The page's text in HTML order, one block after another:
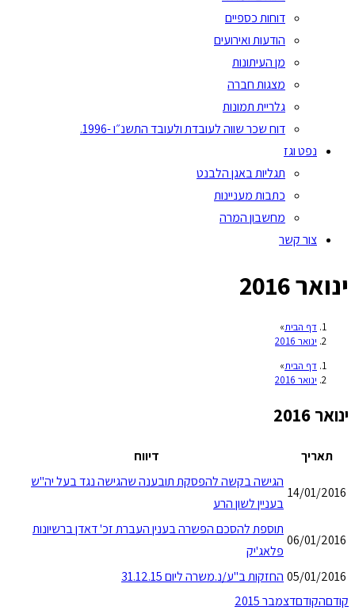
דוחות כספיים
הודעות ואירועים
מן העיתונות
מצגות חברה
גלריית תמונות
דוח שכר שווה לעובדת ולעובד התשנ״ו -1996.
נפט וגז
תגליות באגן הלבנט
כתבות מעניינות
מחשבון המרה
צור קשר
ינואר 2016
דף הבית»
ינואר 2016
דף הבית»
ינואר 2016
ינואר 2016
תאריך דיווח
14/01/2016
הגישה בקשה להפסקת תובענה שהגישה נגד בעל יה"ש
בעניין לשון הרע
06/01/2016
תוספת להסכם הפשרה בענין העברת זכ' דאדן ברשיונות
פלאג'יק
05/01/2016 החזקות ב"ע/נ.משרה ליום 31.12.15
קודםהקודםדצמבר 2015